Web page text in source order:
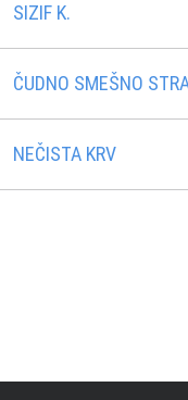
SIZIF K.
ČUDNO SMEŠNO
NEČISTA KRV